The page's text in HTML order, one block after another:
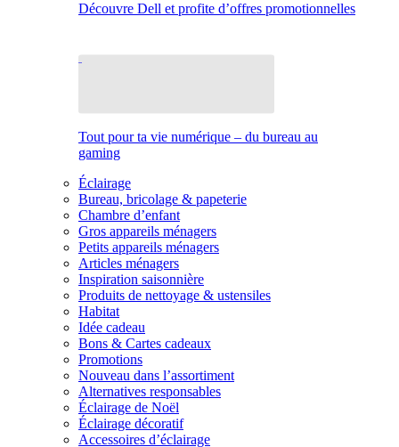
Découvre Dell et profite d’offres promotionnelles
Tout pour ta vie numérique – du bureau au
gaming
Éclairage
Bureau, bricolage & papeterie
Chambre d’enfant
Gros appareils ménagers
Petits appareils ménagers
Articles ménagers
Inspiration saisonnière
Produits de nettoyage & ustensiles
Habitat
Idée cadeau
Bons & Cartes cadeaux
Promotions
Nouveau dans l’assortiment
Alternatives responsables
Éclairage de Noël
Éclairage décoratif
Accessoires d’éclairage